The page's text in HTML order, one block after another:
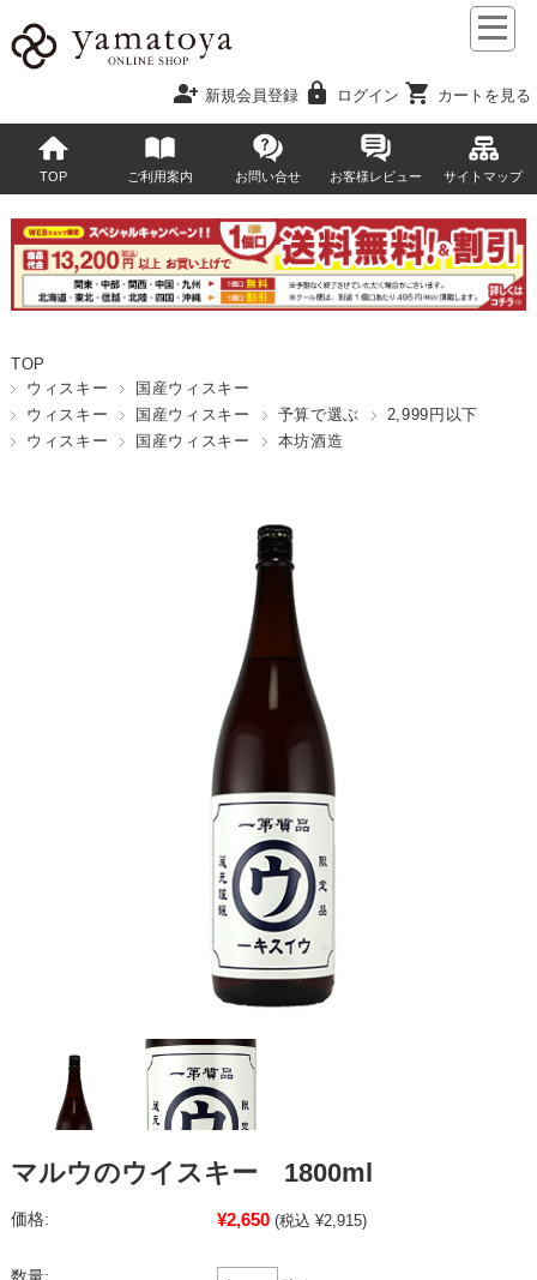
person_add 新規会員登録 lock ログイン shopping_cart カートを見る
TOP ご利用案内 お問い合せ お客様レビュー サイトマップ
TOP
ウィスキー
国産ウィスキー
ウィスキー
国産ウィスキー 予算で選ぶ
2,999円以下
ウィスキー
国産ウィスキー 本坊酒造
マルウのウイスキー 1800ml
価格: ¥2,650 (税込 ¥2,915)